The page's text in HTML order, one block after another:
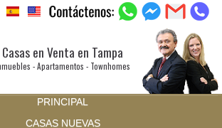
Casas en Venta en Tampa
- Apartamentos - Townhomes
PRINCIPAL
CASAS NUEVAS